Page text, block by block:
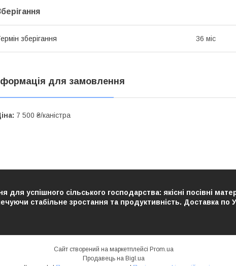
зберігання 36 міс
для замовлення
7 500 ₴/каністра
успішного сільського господарства: якісні посівні
стабільне зростання та продуктивність. Доставка по
Сайт створений на маркетплейсі Prom.ua
Продавець на Bigl.ua